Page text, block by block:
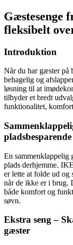
Gæstesenge
fleksibelt
Introduktion
Når du har gæster på
behagelig og
løsning til at
tilbyder et bredt
funktionalitet,
pladsbesparende
En sammenklappelig
plads derhjemme.
er lette at folde ud og
når de ikke er i brug.
både komfort og
søvn.
Ekstra seng –
gæster